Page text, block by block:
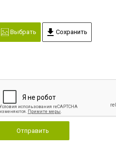
Выбрать Сохранить
Отправить